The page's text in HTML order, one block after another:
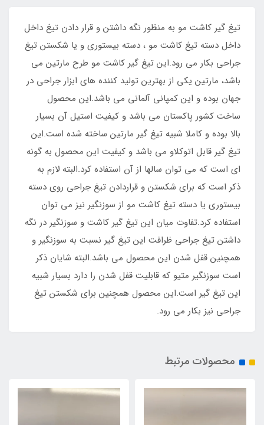
تیغ گیر کاشت مو به منظور نگه داشتن و قرار دادن تیغ داخل
داخل دسته تیغ کاشت مو ، دسته بیستوری و یا شکستن تیغ
جراحی بکار می رود.این تیغ گیر کاشت مو طرح مارتین می
باشد، مارتین یکی از بهترین تولید کننده های ابزار جراحی در
جهان بوده و این کمپانی آلمانی می باشد.این محصول
ساخت کشور پاکستان می باشد و کیفیت استیل آن بسیار
بالا بوده و کاملا شبیه تیغ گیر مارتین ساخته شده است.این
تیغ گیر قابل اتوکلاو می باشد و کیفیت این محصول به گونه
ای است که می توان سالها از آن استفاده کرد.البته لازم به
ذکر است که برای شکستن و قراردادن تیغ جراحی روی دسته
بیستوری یا دسته تیغ کاشت مو از سوزنگیر نیز می توان
استفاده کرد.تفاوت میان این تیغ گیر کاشت و سوزنگیر در نگه
داشتن تیغ جراحی ظرافت این تیغ گیر نسبت به سوزنگیر و
همچنین قفل شدن این محصول می باشد.البته شایان ذکر
است سوزنگیر متیو که قابلیت قفل شدن را دارد بسیار شبیه
این تیغ گیر است.این محصول همچنین برای شکستن تیغ
جراحی نیز بکار می رود.
محصولات مرتبط